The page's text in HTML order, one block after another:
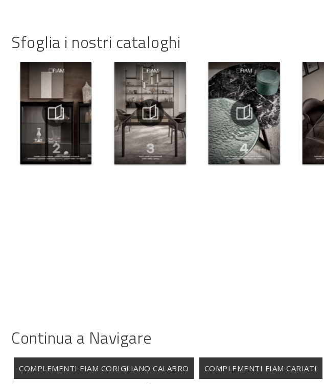
Sfoglia i nostri cataloghi
Continua a Navigare
COMPLEMENTI FIAM CORIGLIANO CALABRO COMPLEMENTI FIAM CARIATI